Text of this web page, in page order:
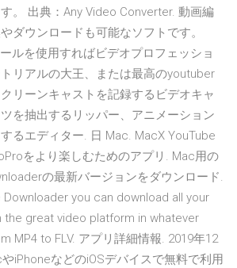
。 出典：Any Video Converter. 動画編
ダウンロードも可能なソフトです。
ルを使用すればビデオプロフェッショ
リアルの大王、または最高のyoutuber
リーンキャストを記録するビデオキャ
を抽出するリッパー、アニメーション
るエディター. 日 Mac. MacX YouTube
をより楽しむためのアプリ. Mac用の
の最新バージョンをダウンロード.
Downloader you can download all your
great video platform in whatever
MP4 to FLV. アプリ詳細情報. 2019年12
iPhoneなどのiOSデバイスで無料で利用